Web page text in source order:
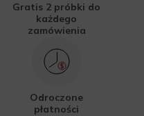
Gratis 2 próbki do
każdego
zamówienia
Odroczone
płatności